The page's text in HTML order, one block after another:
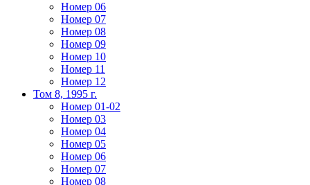
Номер 06
Номер 07
Номер 08
Номер 09
Номер 10
Номер 11
Номер 12
Том 8, 1995 г.
Номер 01-02
Номер 03
Номер 04
Номер 05
Номер 06
Номер 07
Номер 08